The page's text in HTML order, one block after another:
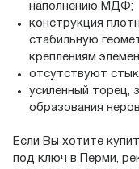
наполнению МДФ;
конструкция
стабильную
креплениям
отсутствуют
усиленный торец,
образования
Если Вы хотите
под ключ в Перми,